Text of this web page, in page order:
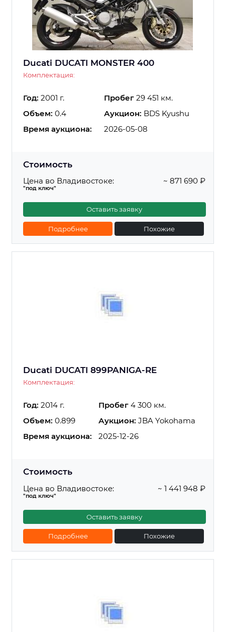
Ducati DUCATI MONSTER 400
Комплектация:
Год: 2001 г. Пробег 29 451 км.
Объем: 0.4 Аукцион: BDS Kyushu
Время аукциона:
2026-05-08
Стоимость
Цена во Владивостоке:
"под ключ"
~ 871 690 ₽
Оставить заявку
Подробнее Похожие
Ducati DUCATI 899PANIGA-RE
Комплектация:
Год: 2014 г. Пробег 4 300 км.
Объем: 0.899 Аукцион: JBA Yokohama
Время аукциона:
2025-12-26
Стоимость
Цена во Владивостоке:
"под ключ"
~ 1 441 948 ₽
Оставить заявку
Подробнее Похожие